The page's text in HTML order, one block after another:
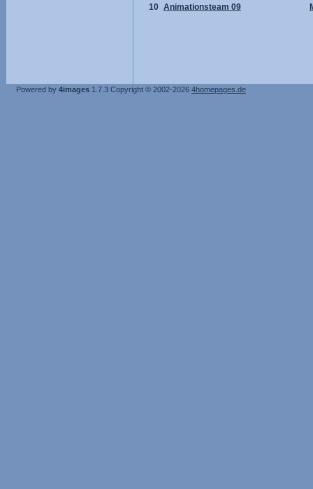
10 Animationsteam 09
Powered by 4images 1.7.3 Copyright © 2002-2026 4homepages.de